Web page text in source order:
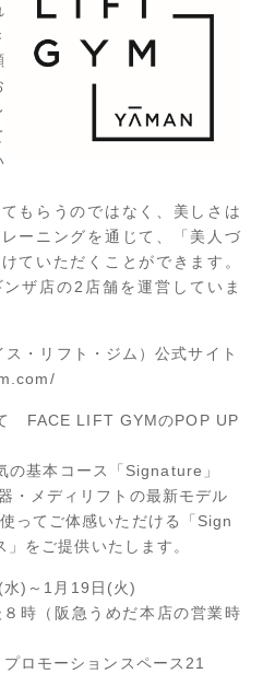
もらうのではなく、美しさは
ーニングを通じて、「美人づ
ていただくことができます。
ザ店の2店舗を運営していま
・リフト・ジム）公式サイト
FACE LIFT GYMのPOP UP
の基本コース「Signature」
・メディリフトの最新モデル
ってご体感いただける「Sign
をご提供いたします。
)～1月19日(火)
時（阪急うめだ本店の営業時
ロモーションスペース21